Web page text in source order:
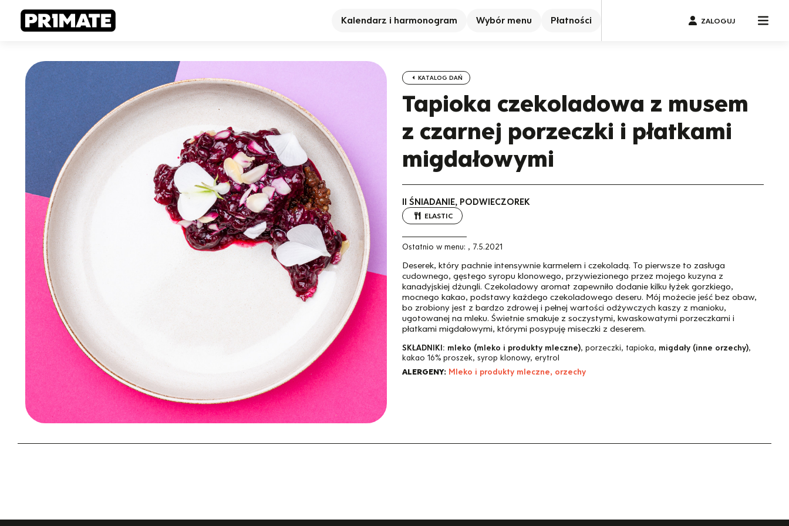
Kalendarz i harmonogram Wybór menu Płatności ZALOGUJ
KATALOG DAŃ
Tapioka czekoladowa z musem
z czarnej porzeczki i płatkami
migdałowymi
II ŚNIADANIE, PODWIECZOREK
ELASTIC
Ostatnio w menu: , 7.5.2021
Deserek, który pachnie intensywnie karmelem i czekoladą. To pierwsze to zasługa
cudownego, gęstego syropu klonowego, przywiezionego przez mojego kuzyna z
kanadyjskiej dżungli. Czekoladowy aromat zapewniło dodanie kilku łyżek gorzkiego,
mocnego kakao, podstawy każdego czekoladowego deseru. Mój możecie jeść bez obaw,
bo zrobiony jest z bardzo zdrowej i pełnej wartości odżywczych kaszy z manioku,
ugotowanej na mleku. Świetnie smakuje z soczystymi, kwaskowatymi porzeczkami i
płatkami migdałowymi, którymi posypuję miseczki z deserem.
SKŁADNIKI: mleko (mleko i produkty mleczne), porzeczki, tapioka, migdały (inne orzechy),
kakao 16% proszek, syrop klonowy, erytrol
ALERGENY: Mleko i produkty mleczne, orzechy